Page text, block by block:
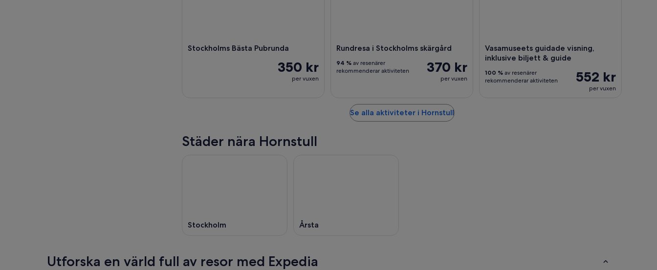
Stockholms Bästa Pubrunda
350 kr
per vuxen
Rundresa i Stockholms skärgård
370 kr
per vuxen
94 % av resenärer
rekommenderar aktiviteten
Vasamuseets guidade visning,
inklusive biljett & guide
552 kr
per vuxen
100 % av resenärer
rekommenderar aktiviteten
Se alla aktiviteter i Hornstull
Städer nära Hornstull
Stockholm Årsta
Utforska en värld full av resor med Expedia